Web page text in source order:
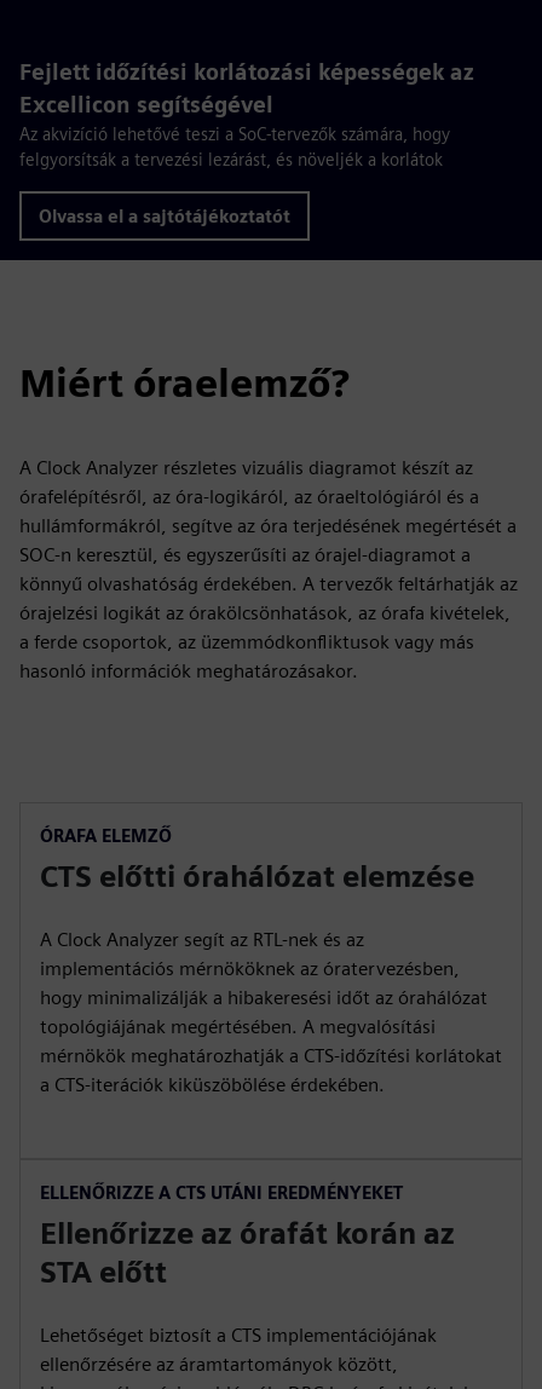
Fejlett időzítési korlátozási képességek az
Excellicon segítségével
Az akvizíció lehetővé teszi a SoC-tervezők számára, hogy
felgyorsítsák a tervezési lezárást, és növeljék a korlátok
Olvassa el a sajtótájékoztatót
Miért óraelemző?
A Clock Analyzer részletes vizuális diagramot készít az
órafelépítésről, az óra-logikáról, az óraeltológiáról és a
hullámformákról, segítve az óra terjedésének megértését a
SOC-n keresztül, és egyszerűsíti az órajel-diagramot a
könnyű olvashatóság érdekében. A tervezők feltárhatják az
órajelzési logikát az órakölcsönhatások, az órafa kivételek,
a ferde csoportok, az üzemmódkonfliktusok vagy más
hasonló információk meghatározásakor.
ÓRAFA ELEMZŐ
CTS előtti órahálózat elemzése
A Clock Analyzer segít az RTL-nek és az
implementációs mérnököknek az óratervezésben,
hogy minimalizálják a hibakeresési időt az órahálózat
topológiájának megértésében. A megvalósítási
mérnökök meghatározhatják a CTS-időzítési korlátokat
a CTS-iterációk kiküszöbölése érdekében.
ELLENŐRIZZE A CTS UTÁNI EREDMÉNYEKET
Ellenőrizze az órafát korán az
STA előtt
Lehetőséget biztosít a CTS implementációjának
ellenőrzésére az áramtartományok között,